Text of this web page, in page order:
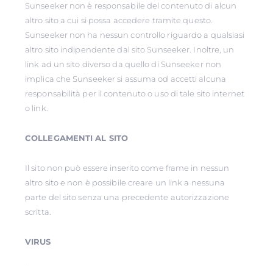
Sunseeker non è responsabile del contenuto di alcun
altro sito a cui si possa accedere tramite questo.
Sunseeker non ha nessun controllo riguardo a qualsiasi
altro sito indipendente dal sito Sunseeker. Inoltre, un
link ad un sito diverso da quello di Sunseeker non
implica che Sunseeker si assuma od accetti alcuna
responsabilità per il contenuto o uso di tale sito internet
o link.
COLLEGAMENTI AL SITO
Il sito non può essere inserito come frame in nessun
altro sito e non è possibile creare un link a nessuna
parte del sito senza una precedente autorizzazione
scritta.
VIRUS